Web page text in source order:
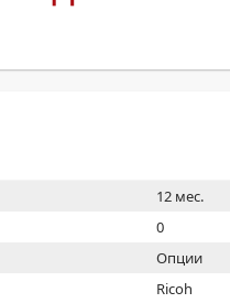
12 мес.
0
Опции
Ricoh